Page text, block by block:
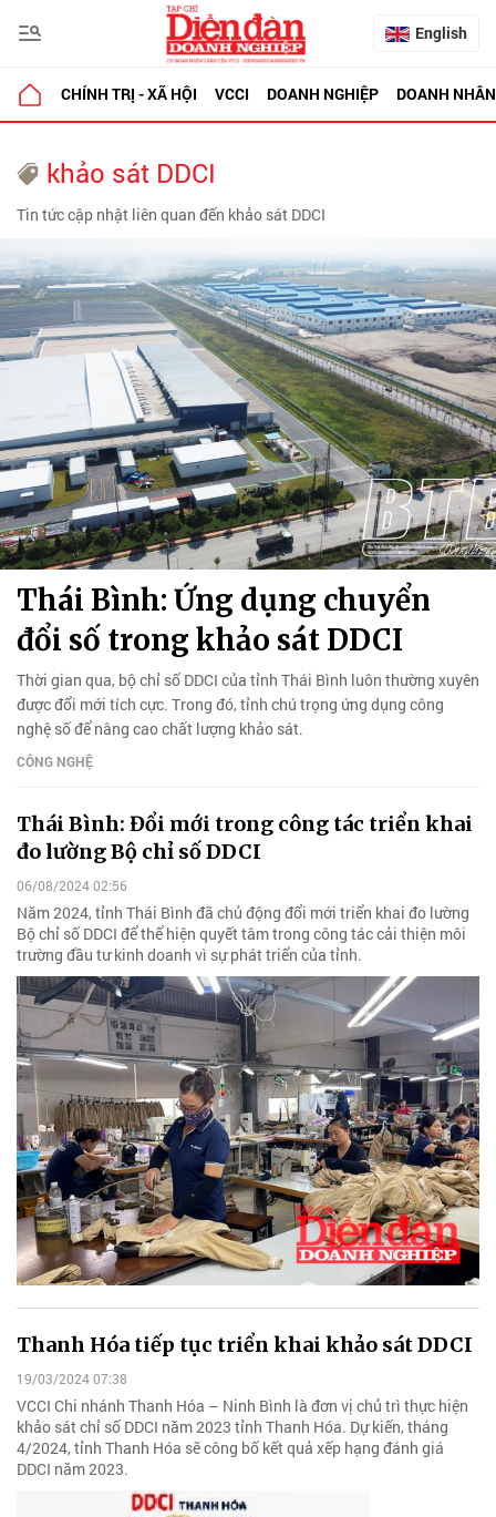
English
CHÍNH TRỊ - XÃ HỘI VCCI DOANH NGHIỆP DOANH NHÂN
khảo sát DDCI
Tin tức cập nhật liên quan đến khảo sát DDCI
Thái Bình: Ứng dụng chuyển
đổi số trong khảo sát DDCI
Thời gian qua, bộ chỉ số DDCI của tỉnh Thái Bình luôn thường xuyên
được đổi mới tích cực. Trong đó, tỉnh chú trọng ứng dụng công
nghệ số để nâng cao chất lượng khảo sát.
CÔNG NGHỆ
Thái Bình: Đổi mới trong công tác triển khai
đo lường Bộ chỉ số DDCI
06/08/2024 02:56
Năm 2024, tỉnh Thái Bình đã chủ động đổi mới triển khai đo lường
Bộ chỉ số DDCI để thể hiện quyết tâm trong công tác cải thiện môi
trường đầu tư kinh doanh vì sự phát triển của tỉnh.
Thanh Hóa tiếp tục triển khai khảo sát DDCI
19/03/2024 07:38
VCCI Chi nhánh Thanh Hóa – Ninh Bình là đơn vị chủ trì thực hiện
khảo sát chỉ số DDCI năm 2023 tỉnh Thanh Hóa. Dự kiến, tháng
4/2024, tỉnh Thanh Hóa sẽ công bố kết quả xếp hạng đánh giá
DDCI năm 2023.